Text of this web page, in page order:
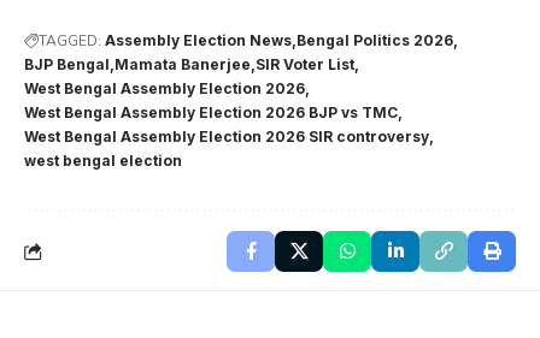
TAGGED: Assembly Election News Bengal Politics 2026
BJP Bengal Mamata Banerjee SIR Voter List
West Bengal Assembly Election 2026
West Bengal Assembly Election 2026 BJP vs TMC
West Bengal Assembly Election 2026 SIR controversy
west bengal election